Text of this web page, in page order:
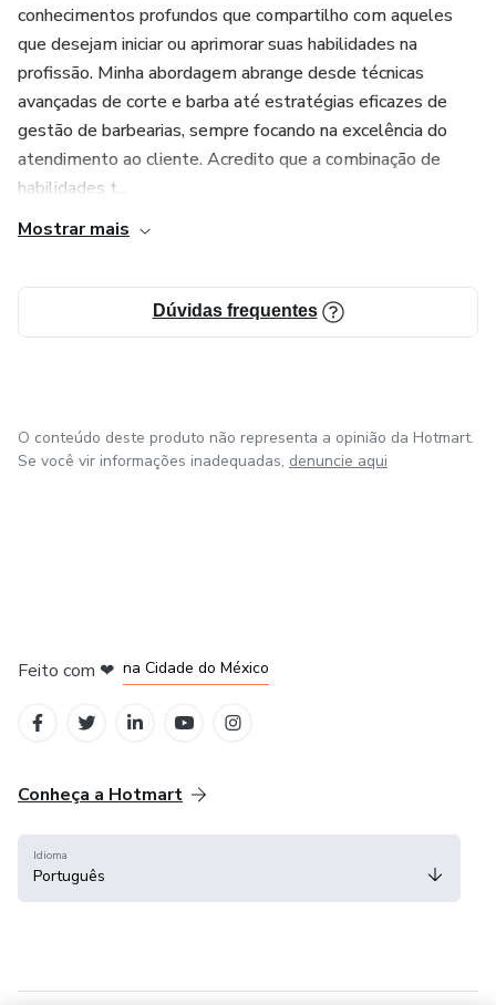
conhecimentos profundos que compartilho com aqueles
que desejam iniciar ou aprimorar suas habilidades na
profissão. Minha abordagem abrange desde técnicas
avançadas de corte e barba até estratégias eficazes de
gestão de barbearias, sempre focando na excelência do
atendimento ao cliente. Acredito que a combinação de
habilidades t...
Mostrar mais
Dúvidas frequentes
O conteúdo deste produto não representa a opinião da Hotmart.
Se você vir informações inadequadas, denuncie aqui
Feito com ❤ na Cidade do México
Conheça a Hotmart
Idioma
Português